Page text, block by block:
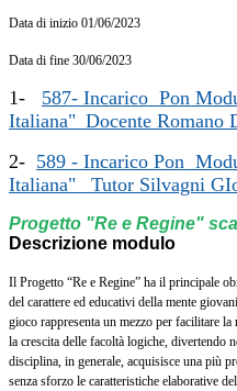
Data di inizio 01/06/2023
Data di fine 30/06/2023
1- 587- Incarico Pon
Italiana"_Docente Romano
2- 589 - Incarico Pon
Italiana" _Tutor Silvagni
Progetto "Re e Regine"
Descrizione modulo
Il Progetto “Re e Regine” ha il principale
del carattere ed educativi della mente
gioco rappresenta un mezzo per facilitare la
la crescita delle facoltà logiche, divertendo
disciplina, in generale, acquisisce una più
senza sforzo le caratteristiche elaborative